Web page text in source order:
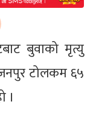
बुवाको मृत्यु
टोलकम ६५
।